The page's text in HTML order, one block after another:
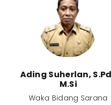
Ading Suherlan,
M.Si​
Waka Bidang Sarana​